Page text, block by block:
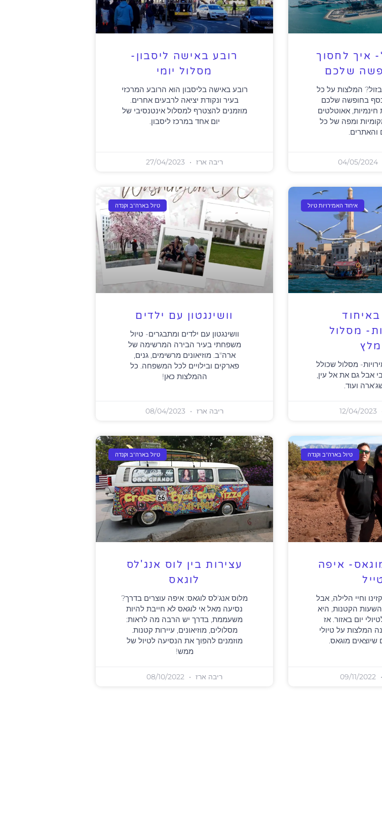
איך לחסוך
שלכם
בזול? המלצות על כל
בחופשה שלכם
חינמיות, אאוטלטים
ומפה של כל
והאתרים.
רובע באישה ליסבון-
מסלול יומי
רובע באישה בליסבון הוא הרובע המרכזי
בעיר ונקודת יציאה לרבעים אחרים.
מוזמנים להצטרף למסלול אינטנסיבי של
יום אחד במרכז ליסבון.
ריבה ארז
איחוד האמירויות טיול
מסלול
מסלול שכולל
אבל גם את אל עין,
ועוד.
טיול בארה"ב וקנדה
וושינגטון עם ילדים
וושינגטון עם ילדים ומתבגרים- טיול
משפחתי בעיר הבירה המרשימה של
ארה"ב. מוזיאונים מרשימים, גנים,
פארקים ובילויים לכל המשפחה. כל
ההמלצות כאן!
ריבה ארז
טיול בארה"ב וקנדה
איפה
וחיי הלילה, אבל
השעות הקטנות, היא
יום באזור. אז
המלצות על טיולי
שיוצאים מוגאס.
טיול בארה"ב וקנדה
עצירות בין לוס אנג'לס
לוגאס
מלוס אנג'לס לוגאס: איפה עוצרים בדרך?
נסיעה מאל אי לוגאס לא חייבת להיות
משעממת, בדרך יש הרבה מה לראות:
מסלולים, מוזיאונים, עיירות קטנות.
מוזמנים להפוך את הנסיעה לטיול של
ממש!
ריבה ארז